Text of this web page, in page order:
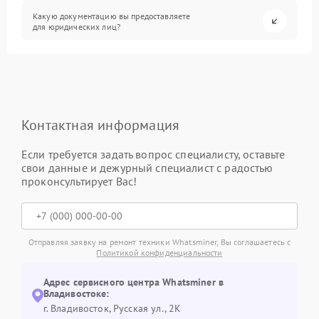
Какую документацию вы предоставляете
для юридических лиц?
Контактная информация
Если требуется задать вопрос специалисту, оставьте
свои данные и дежурный специалист с радостью
проконсультирует Вас!
Отправляя заявку на ремонт техники Whatsminer, Вы соглашаетесь с
Политикой конфиденциальности
Адрес сервисного центра Whatsminer в
Владивостоке:
г. Владивосток, Русская ул., 2К